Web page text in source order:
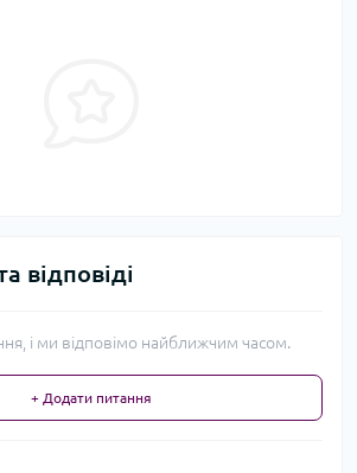
відповіді
і ми відповімо найближчим часом.
+ Додати питання